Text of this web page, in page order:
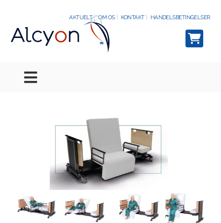
AKTUELT OM OS KONTAKT HANDELSBETINGELSER